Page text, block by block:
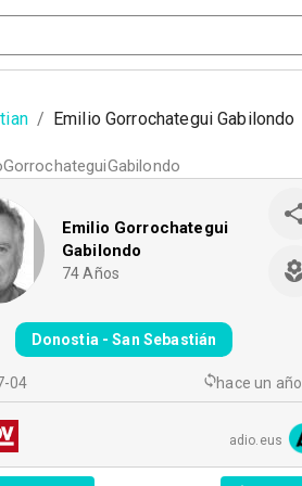
/ Emilio Gorrochategui Gabilondo
Emilio Gorrochategui
Gabilondo
74 Años
Donostia - San Sebastián
04 hace un año
adio.eus